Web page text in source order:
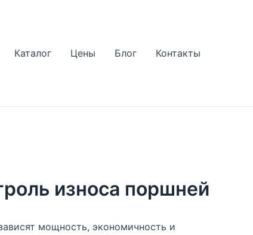
Каталог Цены Блог Контакты
износа поршней
мощность, экономичность и